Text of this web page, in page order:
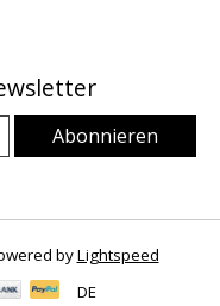
Abonnieren
byLightspeed
DE